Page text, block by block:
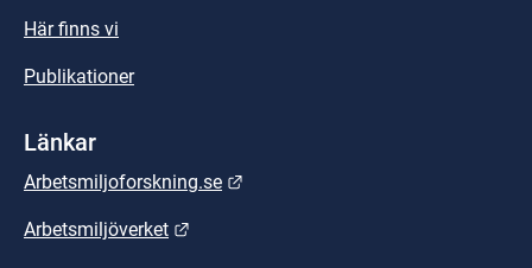
Här finns vi
Publikationer
Länkar
Arbetsmiljoforskning.se
Arbetsmiljöverket